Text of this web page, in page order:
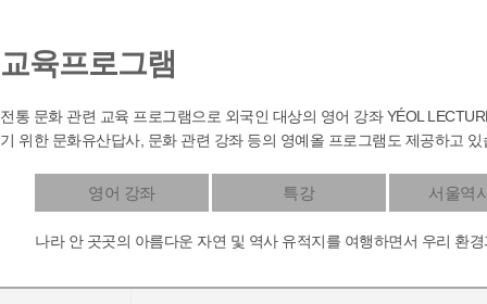
교육프로그램
전통 문화 관련 교육 프로그램으로 외국인 대상의 영어 강좌 YÉOL
기 위한 문화유산답사, 문화 관련 강좌 등의 영예올 프로그램도 제공하고 있
영어 강좌 특강 서울역
나라 안 곳곳의 아름다운 자연 및 역사 유적지를 여행하면서 우리 환